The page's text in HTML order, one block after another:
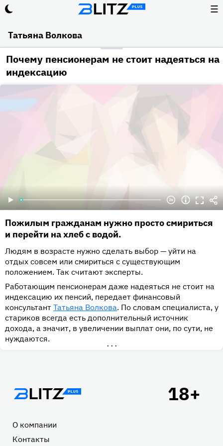
☰
Татьяна Волкова
Почему пенсионерам не стоит надеяться на
индексацию
Пожилым гражданам нужно просто смириться
и перейти на хлеб с водой.
Людям в возрасте нужно сделать выбор — уйти на
отдых совсем или смириться с существующим
положением. Так считают эксперты.
Работающим пенсионерам даже надеяться не стоит на
индексацию их пенсий, передает финансовый
консультант Татьяна Волкова. По словам специалиста, у
стариков всегда есть дополнительный источник
дохода, а значит, в увеличении выплат они, по сути, не
нуждаются.
•••
Подвал
О компании
Контакты